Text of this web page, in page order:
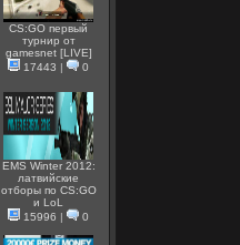
CS:GO первый
турнир от
gamesnet [LIVE]
17443 | 0
EMS Winter 2012:
латвийские
отборы по CS:GO
и LoL
15996 | 0